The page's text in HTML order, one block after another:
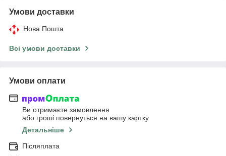
Умови доставки
Нова Пошта
Всі умови доставки
Умови оплати
Ви отримаєте замовлення
або гроші повернуться на вашу картку
Детальніше
Післяплата